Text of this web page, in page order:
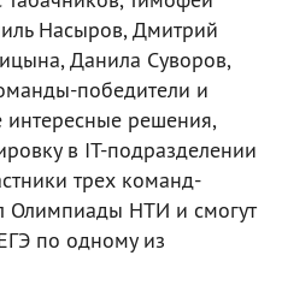
Насыров, Дмитрий
Данила Суворов,
победители и
решения,
в IT-подразделении
трех команд-
Олимпиады НТИ и смогут
по одному из